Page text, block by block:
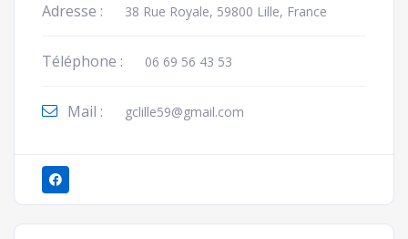
Adresse : 38 Rue Royale, 59800 Lille, France
Téléphone : 06 69 56 43 53
Mail : gclille59@gmail.com